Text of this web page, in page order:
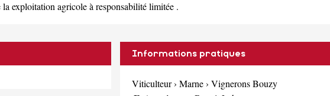
la exploitation agricole à responsabilité limitée .
Informations pratiques
Viticulteur› Marne› Vignerons Bouzy